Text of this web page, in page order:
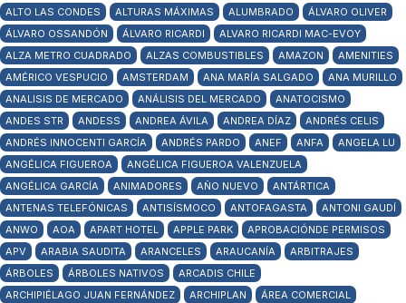
ALTO LAS CONDES
ALTURAS MÁXIMAS ALUMBRADO
ÁLVARO OLIVER
ÁLVARO OSSANDÓN
ÁLVARO RICARDI
ALVARO RICARDI MAC-EVOY
ALZA METRO CUADRADO
ALZAS COMBUSTIBLES AMAZON
AMENITIES
AMÉRICO VESPUCIO
AMSTERDAM ANA MARÍA SALGADO
ANA MURILLO
ANALISIS DE MERCADO
ANÁLISIS DEL MERCADO
ANATOCISMO
ANDES STR
ANDESS ANDREA ÁVILA ANDREA DÍAZ
ANDRÉS CELIS
ANDRÉS INNOCENTI GARCÍA
ANDRÉS PARDO ANEF ANFA
ANGELA LU
ANGÉLICA FIGUEROA
ANGÉLICA FIGUEROA VALENZUELA
ANGÉLICA GARCÍA
ANIMADORES AÑO NUEVO
ANTÁRTICA
ANTENAS TELEFÓNICAS
ANTISÍSMOCO ANTOFAGASTA
ANTONI GAUDÍ
ANWO
AOA APART HOTEL APPLE PARK
APROBACIÓNDE PERMISOS
APV
ARABIA SAUDITA ARANCELES ARAUCANÍA
ARBITRAJES
ÁRBOLES
ÁRBOLES NATIVOS
ARCADIS CHILE
ARCHIPIÉLAGO JUAN FERNÁNDEZ
ARCHIPLAN
ÁREA COMERCIAL